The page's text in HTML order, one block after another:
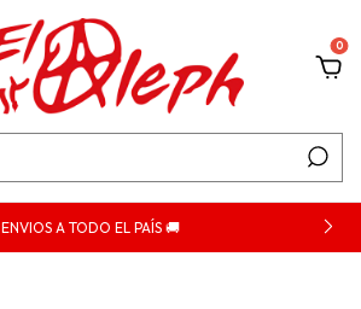
0
ENVIOS A TODO EL PAÍS 🚚